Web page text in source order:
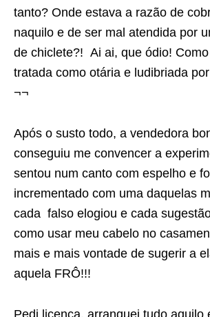
tanto? Onde estava a razão de
naquilo e de ser mal atendida por
de chiclete?! Ai ai, que ódio!
tratada como otária e ludibriada
¬¬
Após o susto todo, a vendedora
conseguiu me convencer a
sentou num canto com espelho e
incrementado com uma daquelas
cada falso elogiou e cada
como usar meu cabelo no
mais e mais vontade de sugerir a
aquela FRÔ!!!
Pedi licença, arranquei tudo aquilo